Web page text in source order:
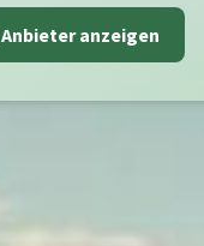
Anbieter anzeigen